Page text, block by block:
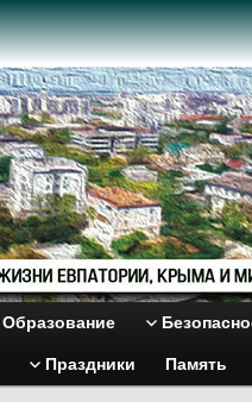
Образование
Праздники Память